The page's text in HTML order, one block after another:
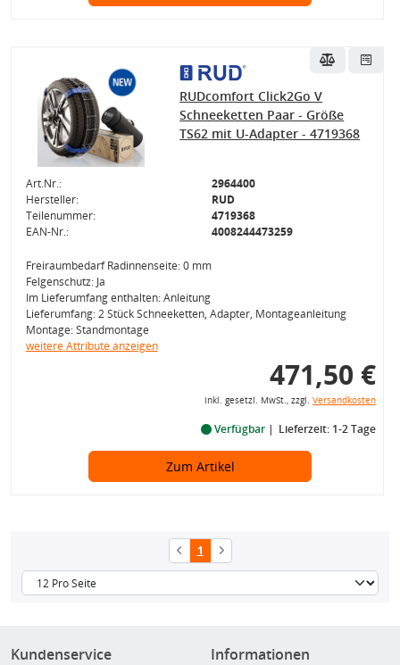
RUDcomfort Click2Go V
Schneeketten Paar - Größe
TS62 mit U-Adapter - 4719368
Art.Nr.:
2964400
Hersteller:
RUD
Teilenummer:
4719368
EAN-Nr.:
4008244473259
Freiraumbedarf Radinnenseite: 0 mm
Felgenschutz: Ja
Im Lieferumfang enthalten: Anleitung
Lieferumfang: 2 Stück Schneeketten, Adapter, Montageanleitung
Montage: Standmontage
weitere Attribute anzeigen
471,50 €
inkl. gesetzl. MwSt., zzgl. Versandkosten
Verfügbar Lieferzeit: 1-2 Tage
Zum Artikel
1
Kundenservice Informationen